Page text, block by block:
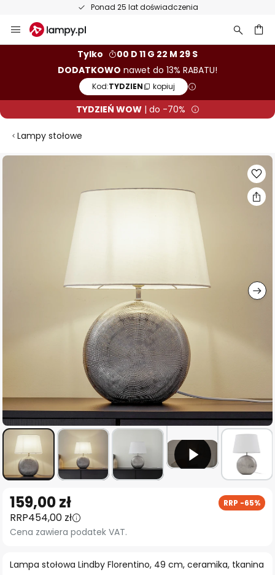
Ponad 25 lat doświadczenia
Przejdź
do
Tylko
00 D 11 G 22 M 28 S
DODATKOWO nawet do 13% RABATU!
Kod:TYDZIEN kopiuj
TYDZIEŃ WOW| do -70%
Lampy stołowe
Przejdź
na
początek
galerii
Lampa stołowa Lindby Florentino, 49 cm, ceramika, tkanina
159,00 zł RRP -65%
RRP454,00 zł
Cena zawiera podatek VAT.